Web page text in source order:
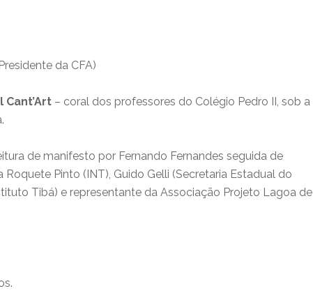
da CFA)
– coral dos professores do Colégio Pedro II, sob a
de manifesto por Fernando Fernandes seguida de
Pinto (INT), Guido Gelli (Secretaria Estadual do
Tibá) e representante da Associação Projeto Lagoa de